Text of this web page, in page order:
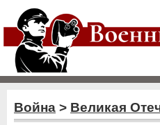
Война > Великая